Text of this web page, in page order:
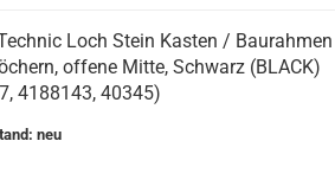
Loch Stein Kasten /
offene Mitte, Schwarz (BLACK)
4188143, 40345)
neu